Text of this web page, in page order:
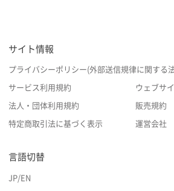
サイト情報
プライバシーポリシー(外部送信規律に関する
サービス利用規約 ウェブサ
法人・団体利用規約 販売規約
特定商取引法に基づく表示 運営会社
言語切替
JP/EN